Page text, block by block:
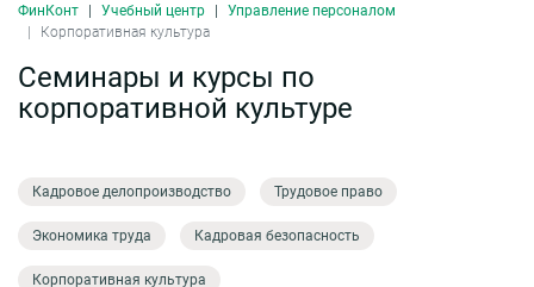
ФинКонт Учебный центр
Управление персоналом
Корпоративная культура
Семинары и курсы по
корпоративной культуре
Кадровое делопроизводство Трудовое право
Экономика труда Кадровая безопасность
Корпоративная культура
Даю согласие на обработку персональных
данные и соглашаюсь с
конфиденциальности